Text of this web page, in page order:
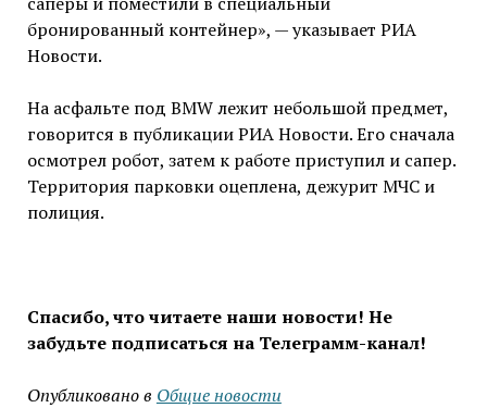
бронированный контейнер», — указывает РИА
Новости.
На асфальте под BMW лежит небольшой предмет,
говорится в публикации РИА Новости. Его сначала
осмотрел робот, затем к работе приступил и сапер.
Территория парковки оцеплена, дежурит МЧС и
полиция.
Спасибо, что читаете наши новости! Не
забудьте подписаться на Телеграмм-канал!
Опубликовано в Общие новости